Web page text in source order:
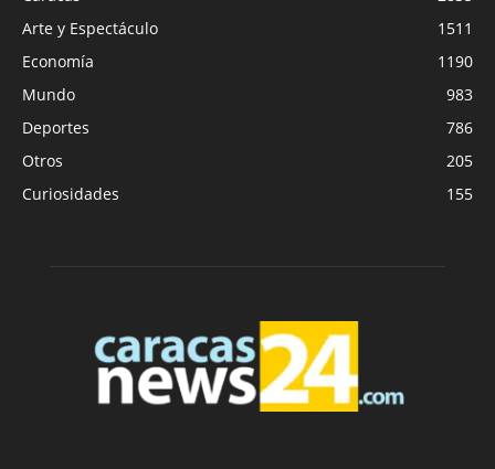
Arte y Espectáculo
1511
Economía
1190
Mundo
983
Deportes
786
Otros
205
Curiosidades
155